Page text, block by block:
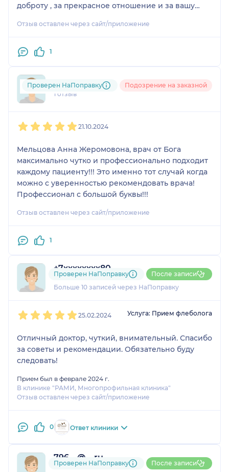
доброту , за прекрасное отношение и за вашу
Отзыв оставлен через сайт/приложение
1
920....@....ru
1 отзыв
Проверен НаПоправку Подозрение на заказной
21.10.2024
Мельцова Анна Жеромовона, врач от Бога
максимально чутко и профессионально подходит
каждому пациенту!!! Это именно тот случай когда
можно с уверенностью рекомендовать врача!
Профессионал с большой буквы!!!
Отзыв оставлен через сайт/приложение
1
+7xxxxxxxx80
4 отзываи1 оценка
Больше 10 записей через НаПоправку
Проверен НаПоправку После записи
25.02.2024 Услуга: Прием флеболога
Отличный доктор, чуткий, внимательный. Спасибо
за советы и рекомендации. Обязательно буду
следовать!
Прием был в феврале 2024 г.
В клинике "РАМИ, Многопрофильная клиника"
Отзыв оставлен через сайт/приложение
0 Ответ клиники
796....@....ru
1 отзыв
Проверен НаПоправку После записи